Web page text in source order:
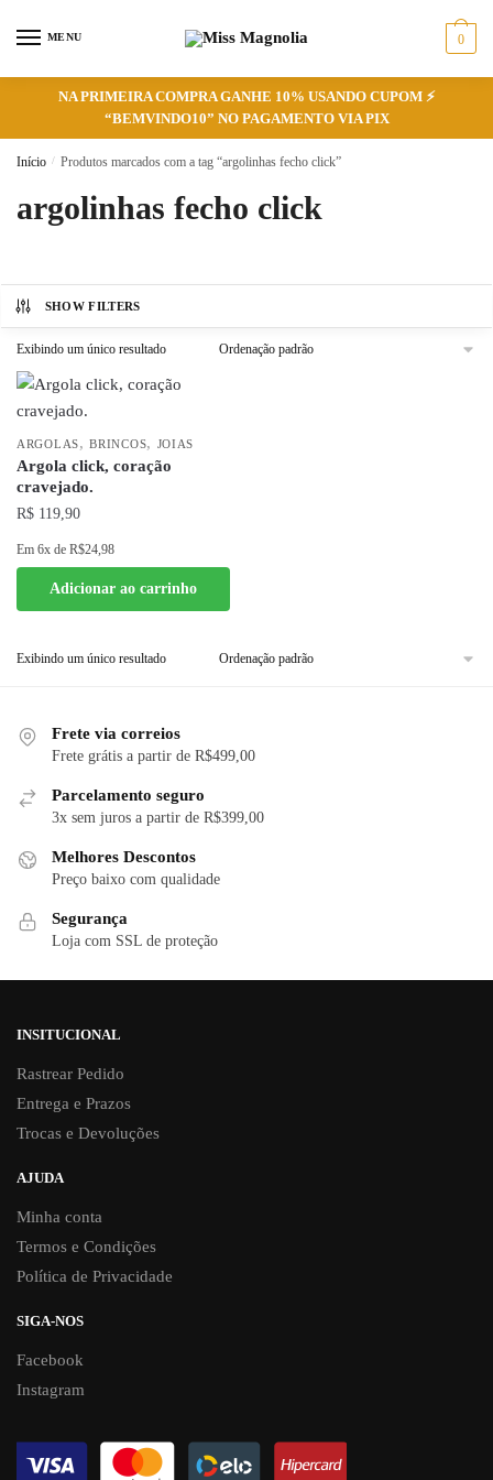
MENU 0
NA PRIMEIRA COMPRA GANHE 10% USANDO CUPOM ⚡
“BEMVINDO10” NO PAGAMENTO VIA PIX
Início / Produtos marcados com a tag “argolinhas fecho click”
argolinhas fecho click
SHOW FILTERS
Exibindo um único resultado
ARGOLAS,BRINCOS, JOIAS
Argola click, coração
cravejado.
R$ 119,90
Em 6x de R$24,98
Adicionar ao carrinho
Exibindo um único resultado
Frete via correios
Frete grátis a partir de R$499,00
Parcelamento seguro
3x sem juros a partir de R$399,00
Melhores Descontos
Preço baixo com qualidade
Segurança
Loja com SSL de proteção
INSITUCIONAL
Rastrear Pedido
Entrega e Prazos
Trocas e Devoluções
AJUDA
Minha conta
Termos e Condições
Política de Privacidade
SIGA-NOS
Facebook
Instagram